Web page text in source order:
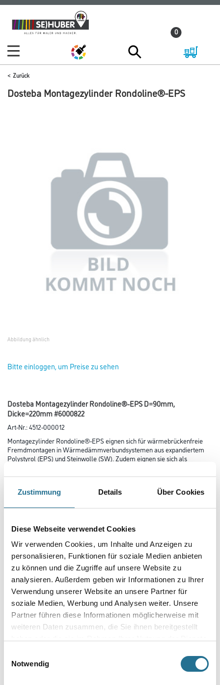
Zustimmung Details Über Cookies
Diese Webseite verwendet Cookies
Wir verwenden Cookies, um Inhalte und Anzeigen zu
personalisieren, Funktionen für soziale Medien anbieten
zu können und die Zugriffe auf unsere Website zu
analysieren. Außerdem geben wir Informationen zu Ihrer
Verwendung unserer Website an unsere Partner für
soziale Medien, Werbung und Analysen weiter. Unsere
Partner führen diese Informationen möglicherweise mit
weiteren Daten zusammen, die Sie ihnen bereitgestellt
Notwendig
Zum
Inhalt
Zum
Navigationsmenü
0
Zurück
Dosteba Montagezylinder Rondoline®-EPS
Abbildung ähnlich
Bitte einloggen, um Preise zu sehen
Dosteba Montagezylinder Rondoline®-EPS D=90mm,
Dicke=220mm #6000822
Art-Nr.:4512-000012
Montagezylinder Rondoline®-EPS eignen sich für wärmebrückenfreie
Fremdmontagen in Wärmedämmverbundsystemen aus expandiertem
Polystyrol (EPS) und Steinwolle (SW). Zudem eignen sie sich als
Rondoline®-EPS sind formgeschäumte Zylinder aus EPS mit hohem
erhältlich. Für die Verschraubung in die Montagezylinder Rondoline®-
zylindrischem Gewinde und grosser Steigung (Rahmenschrauben).
Höhe in millimeter
Durchmesser in millimeter
Umrechnungsfaktoren